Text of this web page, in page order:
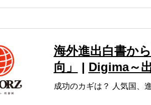
海外進出白書か
向」
| Digima～
成功のカギは？ 人気国、